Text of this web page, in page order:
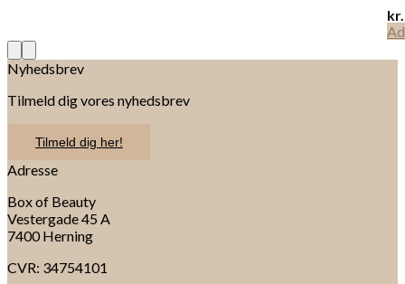
kr.
Nyhedsbrev
Tilmeld dig vores nyhedsbrev
Tilmeld dig her!
Adresse
Box of Beauty
Vestergade 45 A
7400 Herning
CVR: 34754101